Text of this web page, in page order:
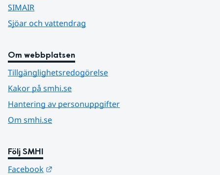
SIMAIR
Sjöar och vattendrag
Om webbplatsen
Tillgänglighetsredogörelse
Kakor på smhi.se
Hantering av personuppgifter
Om smhi.se
Följ SMHI
Facebook